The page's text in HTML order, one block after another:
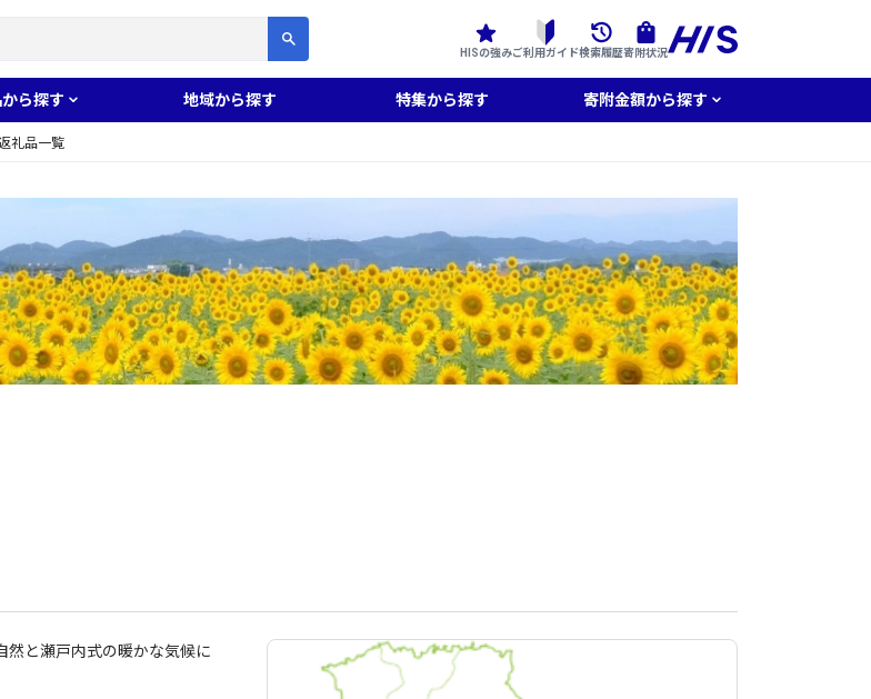
HISの強みご利用ガイド検索履歴寄附状況
ら探す 地域から探す 特集から探す 寄附金額から探す
礼品一覧
然と瀬戸内式の暖かな気候に